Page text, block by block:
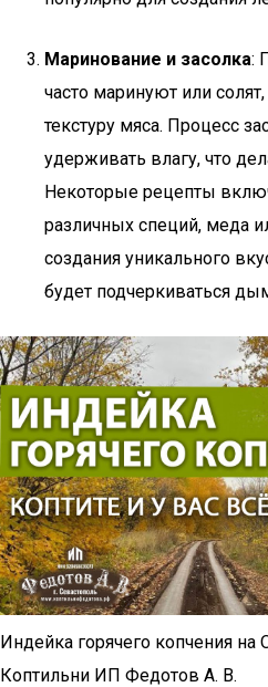
Маринование и засолка:
часто маринуют или
текстуру мяса. Процесс
удерживать влагу, что
Некоторые рецепты
различных специй, меда
создания уникального
будет подчеркиваться
Индейка горячего копчения
Коптильни ИП Федотов А. В.